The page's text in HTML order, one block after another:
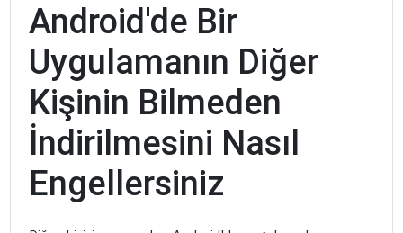
Android'de Bir
Uygulamanın Diğer
Kişinin Bilmeden
İndirilmesini Nasıl
Engellersiniz